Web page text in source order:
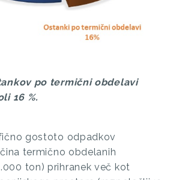
po termični obdelavi
16 %.
gostoto odpadkov
termično obdelanih
ton) prihranek več kot